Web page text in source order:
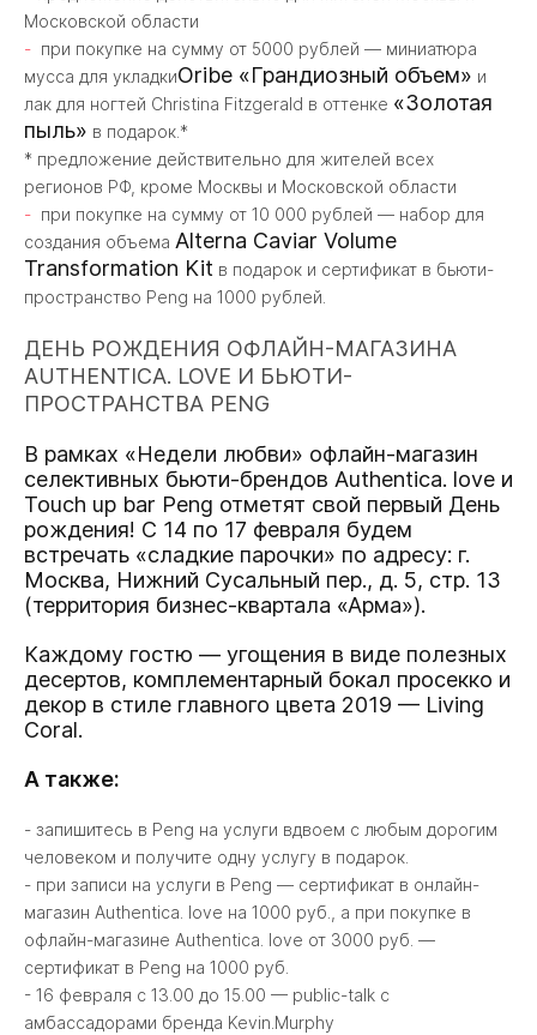
Московской области
при покупке на сумму от 5000 рублей — миниатюра
мусса для укладкиOribe «Грандиозный объем» и
лак для ногтей Christina Fitzgerald в оттенке «Золотая
пыль» в подарок.*
* предложение действительно для жителей всех
регионов РФ, кроме Москвы и Московской области
при покупке на сумму от 10 000 рублей — набор для
создания объема Alterna Caviar Volume
Transformation Kit в подарок и сертификат в бьюти-
пространство Peng на 1000 рублей.
ДЕНЬ РОЖДЕНИЯ ОФЛАЙН-МАГАЗИНА
AUTHENTICA. LOVE И БЬЮТИ-
ПРОСТРАНСТВА PENG
В рамках «Недели любви» офлайн-магазин
селективных бьюти-брендов Authentica. love и
Touch up bar Peng отметят свой первый День
рождения! С 14 по 17 февраля будем
встречать «сладкие парочки» по адресу: г.
Москва, Нижний Сусальный пер., д. 5, стр. 13
(территория бизнес-квартала «Арма»).
Каждому гостю — угощения в виде полезных
десертов, комплементарный бокал просекко и
декор в стиле главного цвета 2019 — Living
Coral.
А также:
- запишитесь в Peng на услуги вдвоем с любым дорогим
человеком и получите одну услугу в подарок.
- при записи на услуги в Peng — сертификат в онлайн-
магазин Authentica. love на 1000 руб., а при покупке в
офлайн-магазине Authentica. love от 3000 руб. —
сертификат в Peng на 1000 руб.
- 16 февраля с 13.00 до 15.00 — public-talk с
амбассадорами бренда Kevin.Murphy